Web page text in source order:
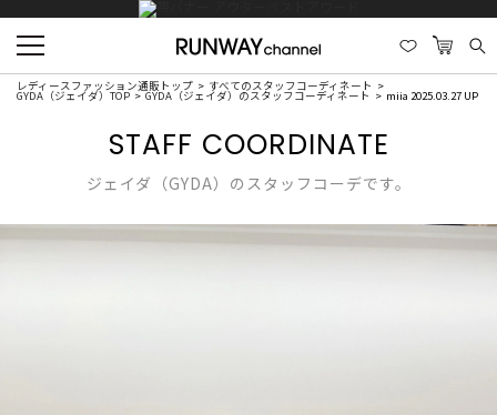
レディースファッション通販トップ すべてのスタッフコーディネート
GYDA（ジェイダ）TOP GYDA（ジェイダ）のスタッフコーディネート miia 2025.03.27 UP
STAFF COORDINATE
ジェイダ（GYDA）のスタッフコーデです。